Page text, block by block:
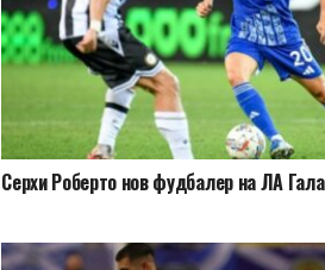
Серхи Роберто нов фудбалер на ЛА